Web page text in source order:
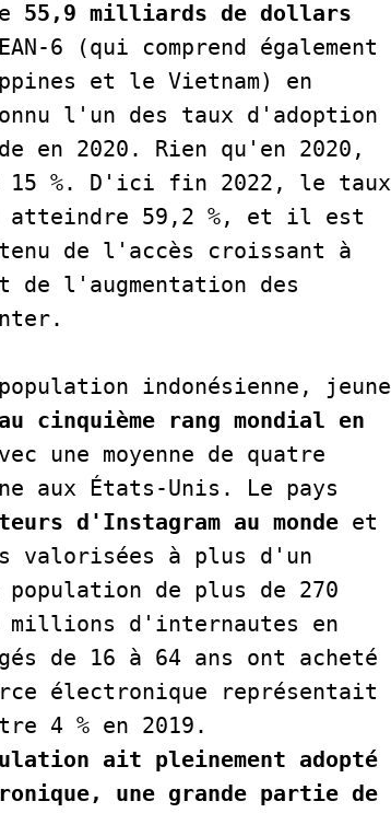
55,9 milliards de dollars
6 (qui comprend également
et le Vietnam) en
l'un des taux d'adoption
en 2020. Rien qu'en 2020,
15 %. D'ici fin 2022, le taux
atteindre 59,2 %, et il est
de l'accès croissant à
l'augmentation des
indonésienne, jeune
cinquième rang mondial en
une moyenne de quatre
aux États-Unis. Le pays
d'Instagram au monde et
valorisées à plus d'un
de plus de 270
millions d'internautes en
de 16 à 64 ans ont acheté
électronique représentait
ait pleinement adopté
une grande partie de